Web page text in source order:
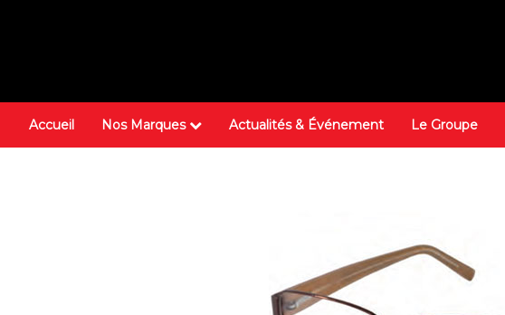
Accueil Nos Marques Actualités & Événement Le Groupe